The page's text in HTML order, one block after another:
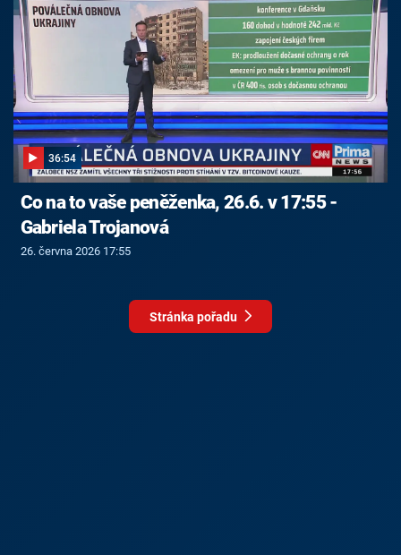
36:54
Co na to vaše peněženka, 26.6. v 17:55 -
Gabriela Trojanová
26. června 2026 17:55
Stránka pořadu